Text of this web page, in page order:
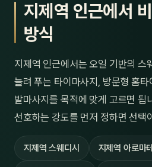
지제역 인근에서
방식
지제역 인근에서는 오일 기반의 스
늘려 푸는 타이마사지, 방문형 홈타
발마사지를 목적에 맞게 고르면 됩
선호하는 강도를 먼저 정하면 선택
지제역 스웨디시 지제역 아로마